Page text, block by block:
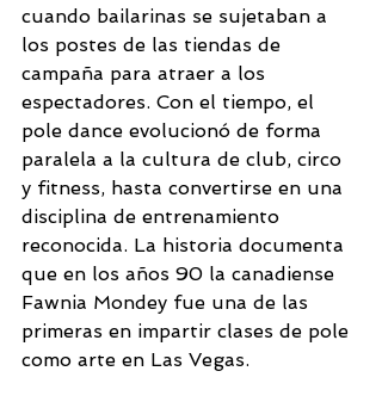
cuando bailarinas se sujetaban a
los postes de las tiendas de
campaña para atraer a los
espectadores. Con el tiempo, el
pole dance evolucionó de forma
paralela a la cultura de club, circo
y fitness, hasta convertirse en una
disciplina de entrenamiento
reconocida. La historia documenta
que en los años 90 la canadiense
Fawnia Mondey fue una de las
primeras en impartir clases de pole
como arte en Las Vegas.